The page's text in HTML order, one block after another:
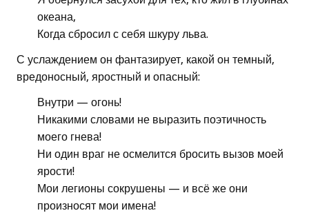
океана,
Когда сбросил с себя шкуру льва.
С услаждением он фантазирует, какой он темный,
вредоносный, яростный и опасный:
Внутри — огонь!
Никакими словами не выразить поэтичность
моего гнева!
Ни один враг не осмелится бросить вызов моей
ярости!
Мои легионы сокрушены — и всё же они
произносят мои имена!